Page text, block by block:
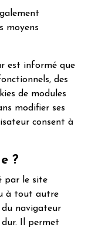
moyens
est informé que
des
de modules
modifier ses
consent à
?
par le site
à tout autre
navigateur
Il permet